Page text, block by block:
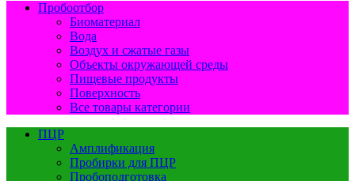
Пробоотбор
Биоматериал
Вода
Воздух и сжатые газы
Объекты окружающей среды
Пищевые продукты
Поверхность
Все товары категории
ПЦР
Амплификация
Пробирки для ПЦР
Пробоподготовка